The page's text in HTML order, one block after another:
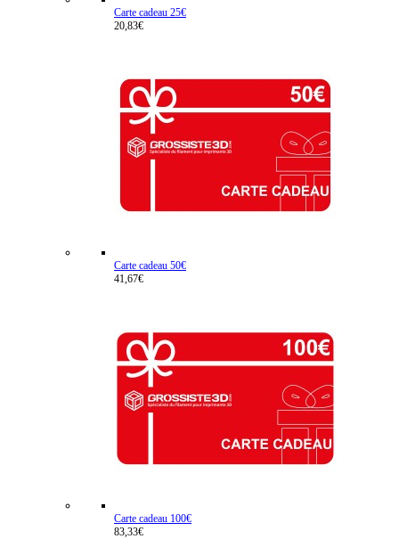
Carte cadeau 25€
20,83€
Carte cadeau 50€
41,67€
Carte cadeau 100€
83,33€